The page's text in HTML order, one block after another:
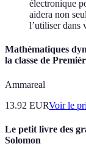
électronique
aidera non
l’utiliser dans
Mathématiques
la classe de
Ammareal
13.92 EURVoir le
Le petit livre des
Solomon